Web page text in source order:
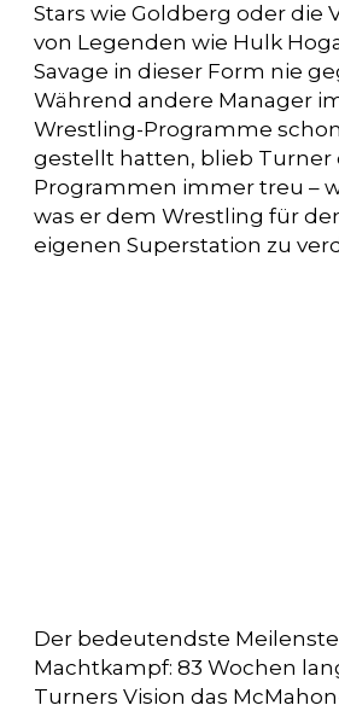
Stars wie Goldberg oder die
von Legenden wie Hulk
Savage in dieser Form nie
Während andere Manager
Wrestling-Programme
gestellt hatten, blieb Turner
Programmen immer treu –
was er dem Wrestling für
eigenen Superstation zu
Der bedeutendste
Machtkampf: 83 Wochen
Turners Vision das